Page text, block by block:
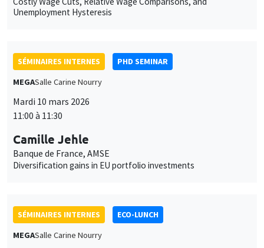
Unemployment Hysteresis
SÉMINAIRES INTERNES
PHD SEMINAR
MEGASalle Carine Nourry
Mardi 10 mars 2026
11:00 à 11:30
Camille Jehle
Banque de France, AMSE
Diversification gains in EU portfolio investments
SÉMINAIRES INTERNES
ECO-LUNCH
MEGASalle Carine Nourry